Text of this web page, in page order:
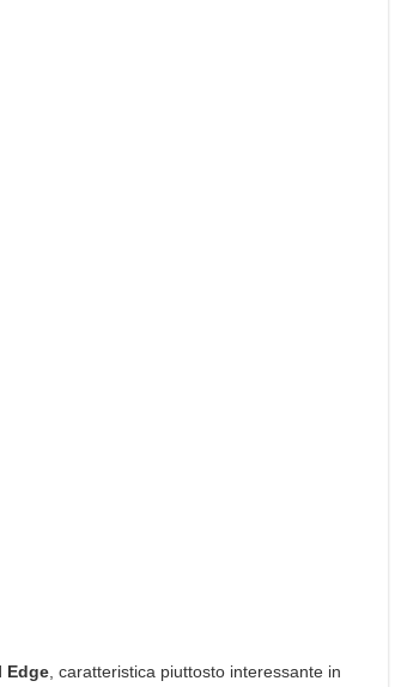
Edge, caratteristica piuttosto interessante in